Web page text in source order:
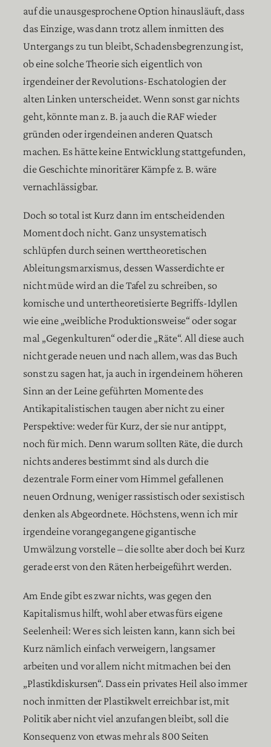
auf die unausgesprochene Option hinausläuft, dass
das Einzige, was dann trotz allem inmitten des
Untergangs zu tun bleibt, Schadensbegrenzung ist,
ob eine solche Theorie sich eigentlich von
irgendeiner der Revolutions-Eschatologien der
alten Linken unterscheidet. Wenn sonst gar nichts
geht, könnte man z. B. ja auch die RAF wieder
gründen oder irgendeinen anderen Quatsch
machen. Es hätte keine Entwicklung stattgefunden,
die Geschichte minoritärer Kämpfe z. B. wäre
vernachlässigbar.
Doch so total ist Kurz dann im entscheidenden
Moment doch nicht. Ganz unsystematisch
schlüpfen durch seinen werttheoretischen
Ableitungsmarxismus, dessen Wasserdichte er
nicht müde wird an die Tafel zu schreiben, so
komische und untertheoretisierte Begriffs-Idyllen
wie eine „weibliche Produktionsweise“ oder sogar
mal „Gegenkulturen“ oder die „Räte“. All diese auch
nicht gerade neuen und nach allem, was das Buch
sonst zu sagen hat, ja auch in irgendeinem höheren
Sinn an der Leine geführten Momente des
Antikapitalistischen taugen aber nicht zu einer
Perspektive: weder für Kurz, der sie nur antippt,
noch für mich. Denn warum sollten Räte, die durch
nichts anderes bestimmt sind als durch die
dezentrale Form einer vom Himmel gefallenen
neuen Ordnung, weniger rassistisch oder sexistisch
denken als Abgeordnete. Höchstens, wenn ich mir
irgendeine vorangegangene gigantische
Umwälzung vorstelle – die sollte aber doch bei Kurz
gerade erst von den Räten herbeigeführt werden.
Am Ende gibt es zwar nichts, was gegen den
Kapitalismus hilft, wohl aber etwas fürs eigene
Seelenheil: Wer es sich leisten kann, kann sich bei
Kurz nämlich einfach verweigern, langsamer
arbeiten und vor allem nicht mitmachen bei den
„Plastikdiskursen“. Dass ein privates Heil also immer
noch inmitten der Plastikwelt erreichbar ist, mit
Politik aber nicht viel anzufangen bleibt, soll die
Konsequenz von etwas mehr als 800 Seiten